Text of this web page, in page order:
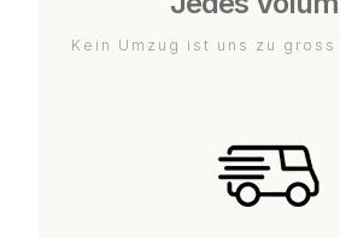
Kein Umzug ist uns zu gross